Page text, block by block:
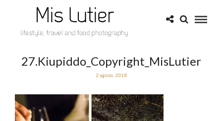
27.Kiupiddo_Copyright_MisLutier
2 agosto, 2018